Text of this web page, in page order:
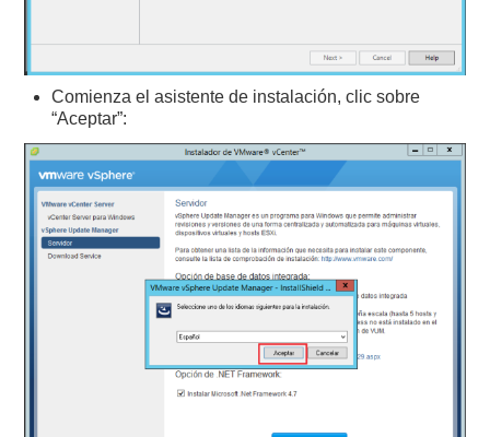
Comienza el asistente de instalación, clic sobre
“Aceptar”: